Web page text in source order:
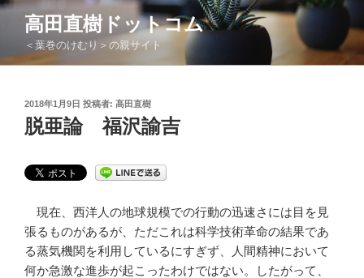
コ
ン
高田直樹ドットコム
＜葉巻のけむり＞の親サイト
投
稿
日:
2018年1月9日 投稿者: 高田直樹
脱亜論 福沢諭吉
現在、西洋人の地球規模での行動の迅速さには目を見
張るものがあるが、ただこれは科学技術革命の結果であ
る蒸気機関を利用しているにすぎず、人間精神において
何か急激な進歩が起こったわけではない。したがって、